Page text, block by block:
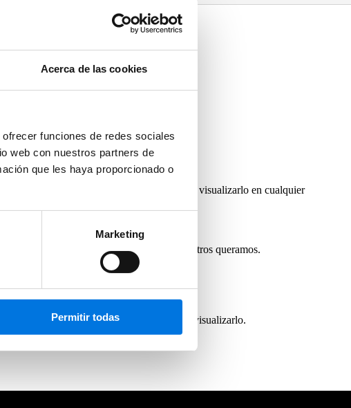
Acerca de las cookies
funciones de redes sociales
web con nuestros partners de
que les haya proporcionado o
Marketing
Permitir todas
informes a la plataforma web para poder visualizarlo en cualquier
informe con las gráficas y tablas que nosotros queramos.
con otras cuentas para que puedan visualizarlo.